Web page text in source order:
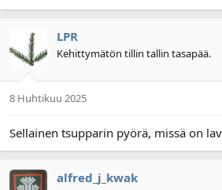
LPR
Kehittymätön tillin tallin tasapää.
8 Huhtikuu 2025
Sellainen tsupparin pyörä, missä on
alfred_j_kwak